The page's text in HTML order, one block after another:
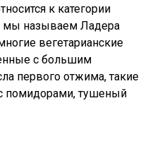
к категории
мы называемЛадера
вегетарианские
с большим
первого отжима, такие
помидорами, тушеный